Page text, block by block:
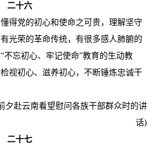
二十六
党的初心和使命之可贵，理解坚守
光荣的革命传统，有很多感人肺腑的
不忘初心、牢记使命”教育的生动教
视初心、滋养初心，不断锤炼忠诚干
夕赴云南看望慰问各族干部群众时的讲
话)
二十七